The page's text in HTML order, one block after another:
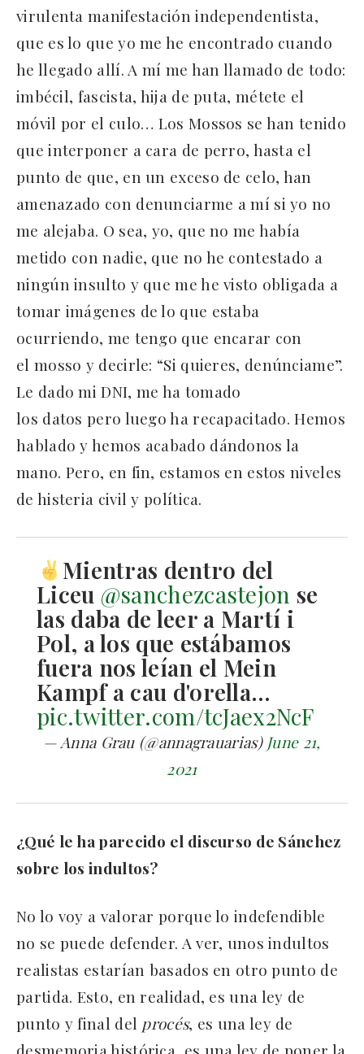
virulenta manifestación independentista,
que es lo que yo me he encontrado cuando
he llegado allí. A mí me han llamado de todo:
imbécil, fascista, hija de puta, métete el
móvil por el culo… Los Mossos se han tenido
que interponer a cara de perro, hasta el
punto de que, en un exceso de celo, han
amenazado con denunciarme a mí si yo no
me alejaba. O sea, yo, que no me había
metido con nadie, que no he contestado a
ningún insulto y que me he visto obligada a
tomar imágenes de lo que estaba
ocurriendo, me tengo que encarar con
el mosso y decirle: “Si quieres, denúnciame”.
Le dado mi DNI, me ha tomado
los datos pero luego ha recapacitado. Hemos
hablado y hemos acabado dándonos la
mano. Pero, en fin, estamos en estos niveles
de histeria civil y política.
Mientras dentro del
Liceu @sanchezcastejon se
las daba de leer a Martí i
Pol, a los que estábamos
fuera nos leían el Mein
Kampf a cau d'orella…
pic.twitter.com/tcJaex2NcF
— Anna Grau (@annagrauarias) June 21,
2021
¿Qué le ha parecido el discurso de Sánchez
sobre los indultos?
No lo voy a valorar porque lo indefendible
no se puede defender. A ver, unos indultos
realistas estarían basados en otro punto de
partida. Esto, en realidad, es una ley de
punto y final del procés, es una ley de
desmemoria histórica, es una ley de poner la